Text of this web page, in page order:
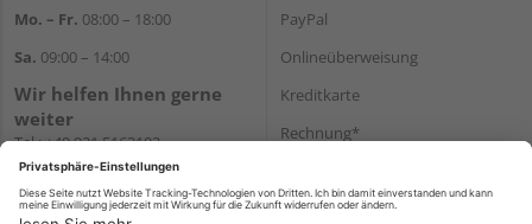
Mo. – Fr. 08:00 – 18:00
Sa. 09:00 – 14:00
Wir helfen Ihnen gerne
weiter
Tel.:+49 921 5163102
E-Mail:shop@dostler.de
PayPal
Onlineüberweisung
Kreditkarte
Rechnung*
Versand